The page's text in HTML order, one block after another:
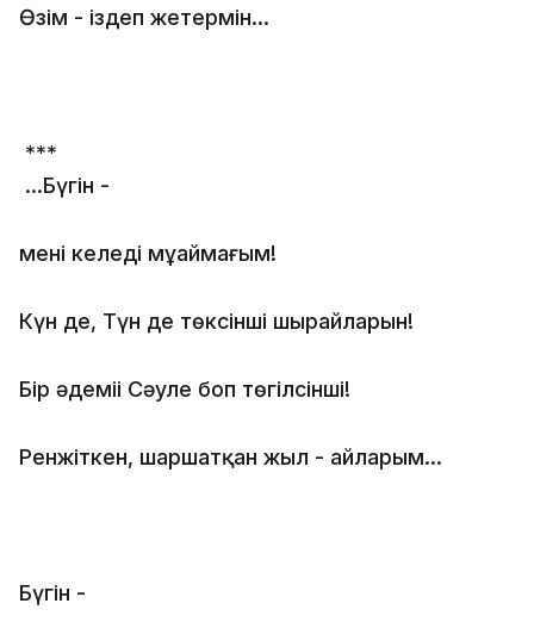
Өзім - іздеп жетермін...
***
...Бүгін -
менің келеді мұңаймағым!
Күн де, Түн де төксінші шырайларын!
Бір әдеміі Сәуле боп төгілсінші!
Ренжіткен, шаршатқан жыл - айларым...
Бүгін -